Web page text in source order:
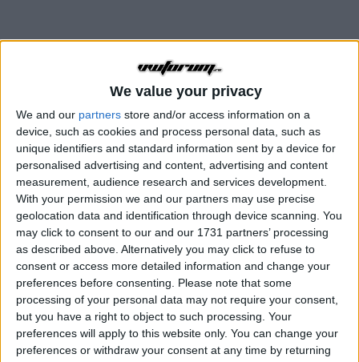
We value your privacy
We and our partners store and/or access information on a
device, such as cookies and process personal data, such as
unique identifiers and standard information sent by a device for
personalised advertising and content, advertising and content
measurement, audience research and services development.
With your permission we and our partners may use precise
geolocation data and identification through device scanning. You
may click to consent to our and our 1731 partners’ processing
as described above. Alternatively you may click to refuse to
consent or access more detailed information and change your
preferences before consenting.
Please note that some
processing of your personal data may not require your consent,
but you have a right to object to such processing. Your
preferences will apply to this website only. You can change your
preferences or withdraw your consent at any time by returning